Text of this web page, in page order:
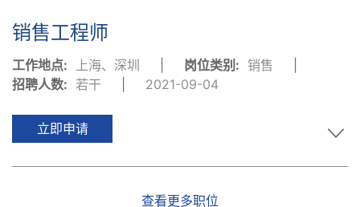
销售工程师
工作地点: 上海、深圳 岗位类别: 销售
招聘人数: 若干 2021-09-04
立即申请
查看更多职位